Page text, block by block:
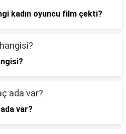
kadın oyuncu film çekti?
var?